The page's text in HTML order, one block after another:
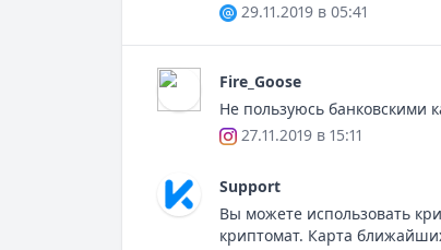
29.11.2019 в 05:41
Fire_Goose
Не пользуюсь банковскими
27.11.2019 в 15:11
Support
Вы можете использовать
криптомат. Карта